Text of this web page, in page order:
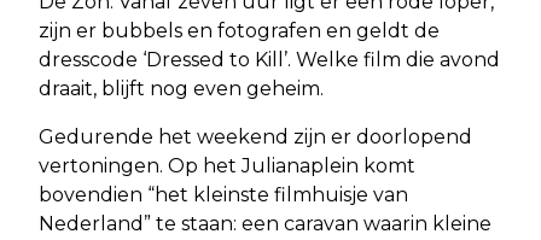
zijn er bubbels en fotografen en geldt de
dresscode ‘Dressed to Kill’. Welke film die avond
draait, blijft nog even geheim.
Gedurende het weekend zijn er doorlopend
vertoningen. Op het Julianaplein komt
bovendien “het kleinste filmhuisje van
Nederland” te staan: een caravan waarin kleine